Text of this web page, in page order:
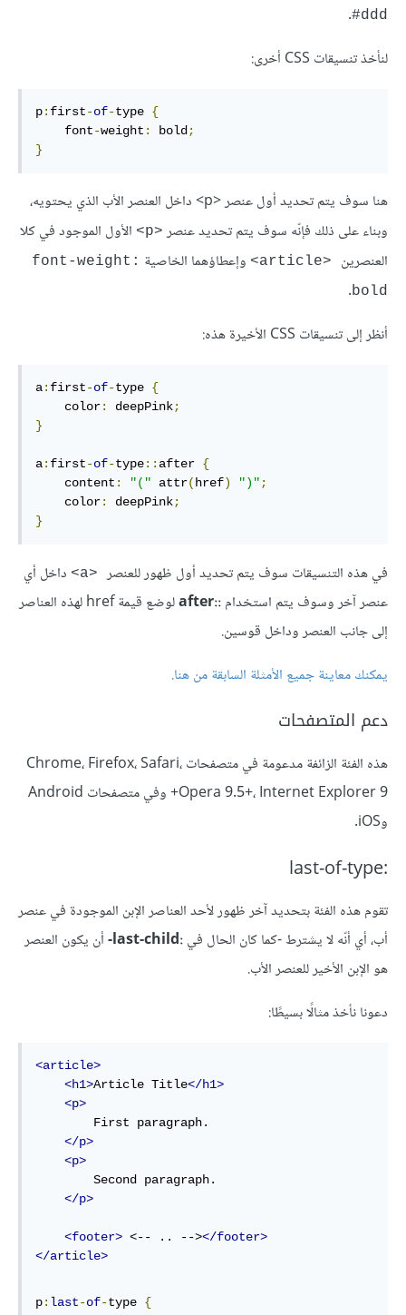
#ddd
.
لنأخذ تنسيقات CSS أخرى:
p: first-of-type {
    font
-weight : bold;
}
هنا سوف يتم تحديد أول عنصر <p> داخل العنصر الأب الذي يحتويه،
وبناء على ذلك فإنّه سوف يتم تحديد عنصر <p>
الأول الموجود في كلا
العنصرين <article> وإعطاؤهما الخاصية font-weight:
bold
.
أنظر إلى تنسيقات CSS الأخيرة هذه:
a: first-of-type {
    color
: deepPink;
}
a: first-of-type:: after {
    content
: "(" attr(href) ")";
    color
: deepPink;
}
في هذه التنسيقات سوف يتم تحديد أول ظهور للعنصر <a>
داخل أي
عنصر آخر وسوف يتم استخدام::after
لوضع قيمة href لهذه العناصر
إلى جانب العنصر وداخل قوسين.
يمكنك معاينة جميع الأمثلة السابقة من هنا.
دعم المتصفحات
هذه الفئة الزائفة مدعومة في متصفحات Chrome، Firefox، Safari،
Opera 9.5+، Internet Explorer 9+ وفي متصفحات Android
وiOS.
:last-of-type
تقوم هذه الفئة بتحديد آخر ظهور لأحد العناصر الإبن الموجودة في عنصر
أب، أي أنّه لا يشترط -كما كان الحال في:last-child-
أن يكون العنصر
هو الإبن الأخير للعنصر الأب.
دعونا نأخذ مثالًا بسيطًا:
<article>
<h1>Article Title</h1>
<p>
</p>
<p>
</p>
<footer> <-- .. --></footer>
</article>
p: last-of-type {